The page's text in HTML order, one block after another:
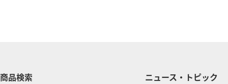
商品検索 ニュース・トピック